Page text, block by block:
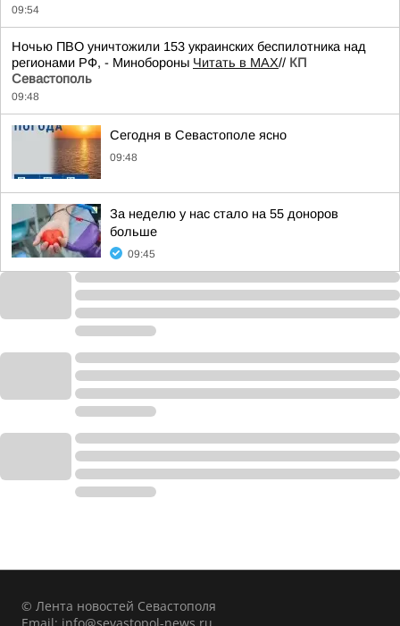
09:54
Ночью ПВО уничтожили 153 украинских беспилотника над
регионами РФ, - Минобороны Читать в MAX// КП
Севастополь
09:48
Сегодня в Севастополе ясно
09:48
За неделю у нас стало на 55 доноров
больше
09:45
© Лента новостей Севастополя